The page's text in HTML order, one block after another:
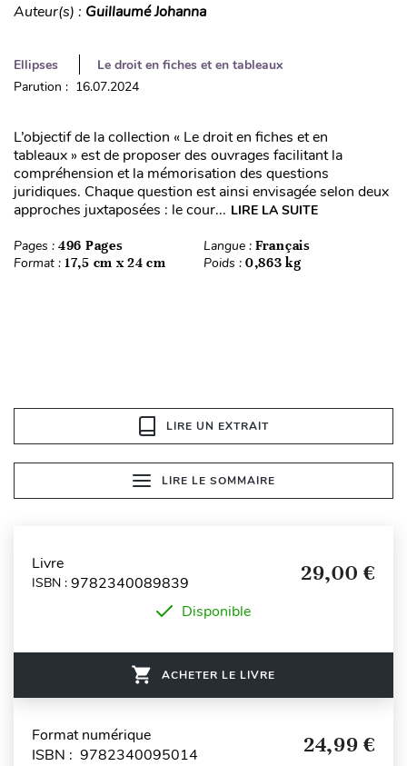
Auteur(s) : Guillaumé Johanna
Ellipses
Le droit en fiches et en tableaux
Parution : 16.07.2024
L’objectif de la collection « Le droit en fiches et en
tableaux » est de proposer des ouvrages facilitant la
compréhension et la mémorisation des questions
juridiques. Chaque question est ainsi envisagée selon deux
approches juxtaposées : le cour... LIRE LA SUITE
Pages : 496 Pages Langue : Français
Format : 17,5 cm x 24 cm Poids : 0,863 kg
LIRE UN EXTRAIT
LIRE LE SOMMAIRE
Livre
ISBN : 9782340089839 29,00 €
Disponible
ACHETER LE LIVRE
Format numérique
ISBN : 9782340095014
24,99 €